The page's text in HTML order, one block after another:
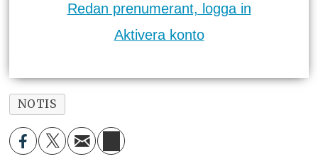
Redan prenumerant, logga in
Aktivera konto
NOTIS